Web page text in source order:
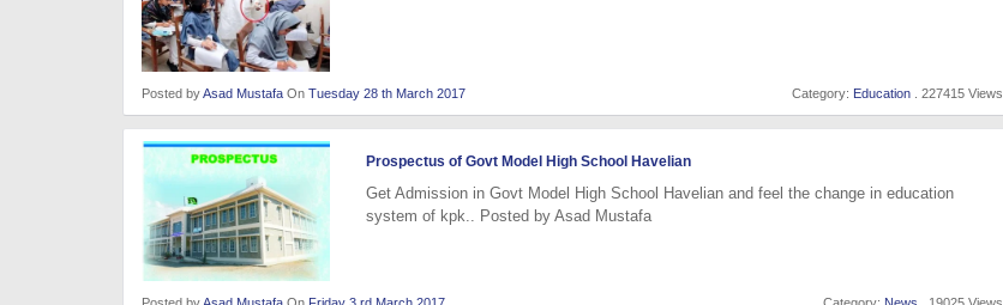
Posted byAsad Mustafa On Tuesday 28 th March 2017 Category: Education . 227415 Views
Prospectus of Govt Model High School Havelian
Get Admission in Govt Model High School Havelian and feel the change in education
system of kpk.. Posted by Asad Mustafa